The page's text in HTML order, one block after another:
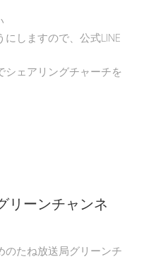
しますので、公式LINE
シェアリングチャーチを
ーンチャンネ
のたね放送局グリーンチ